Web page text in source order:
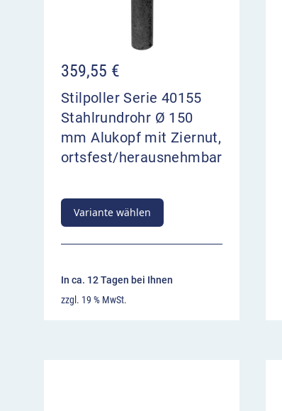
359,55 €
Stilpoller Serie 40155
Stahlrundrohr Ø 150
mm Alukopf mit Ziernut,
ortsfest/herausnehmbar
Variante wählen
In ca. 12 Tagen bei Ihnen
zzgl. 19 % MwSt.